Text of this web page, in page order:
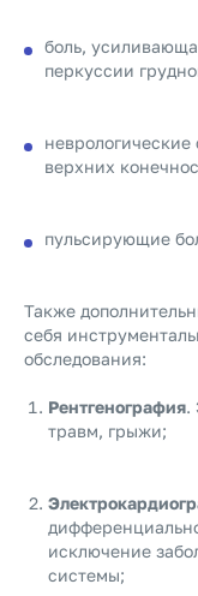
боль,
перкуссии
верхних
пульсирующие
Также
себя
обследования:
Рентгенография.
травм, грыжи;
исключение
системы;